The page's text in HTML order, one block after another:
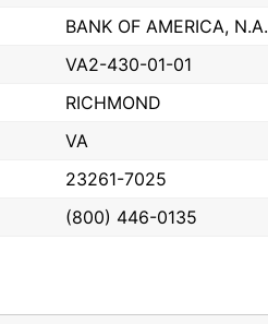
BANK OF AMERICA, N.A.
VA2-430-01-01
RICHMOND
VA
23261-7025
(800) 446-0135